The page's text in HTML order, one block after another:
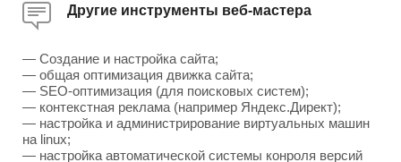
Другие инструменты веб-мастера
— Создание и настройка сайта;
— общая оптимизация движка сайта;
— SEO-оптимизация (для поисковых систем);
— контекстная реклама (например Яндекс.Директ);
— настройка и администрирование виртуальных машин
на linux;
— настройка автоматической системы конроля версий